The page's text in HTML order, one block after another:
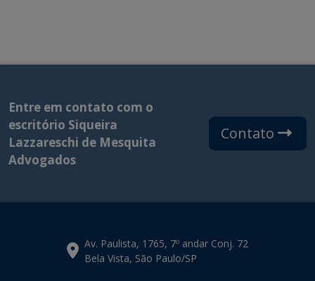
Entre em contato com o
escritório Siqueira
Lazzareschi de Mesquita
Advogados
Contato
Av. Paulista, 1765, 7º andar Conj. 72
Bela Vista, São Paulo/SP